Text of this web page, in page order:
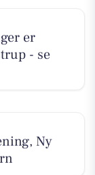
er
- se
Ny